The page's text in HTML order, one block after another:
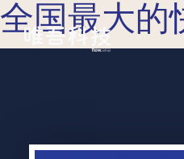
全国最大的